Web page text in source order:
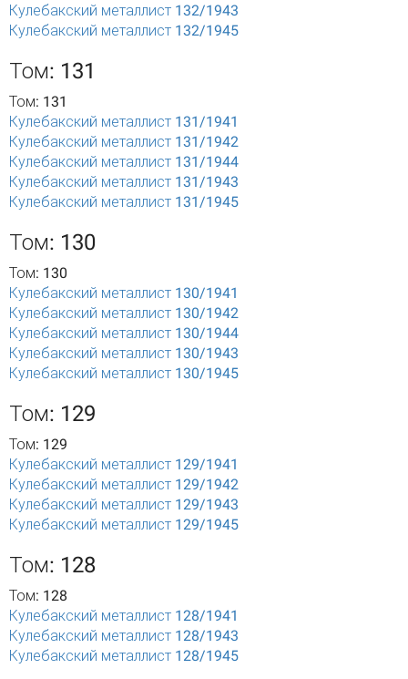
Кулебакский металлист 132/1943
Кулебакский металлист 132/1945
Том: 131
Том: 131
Кулебакский металлист 131/1941
Кулебакский металлист 131/1942
Кулебакский металлист 131/1944
Кулебакский металлист 131/1943
Кулебакский металлист 131/1945
Том: 130
Том: 130
Кулебакский металлист 130/1941
Кулебакский металлист 130/1942
Кулебакский металлист 130/1944
Кулебакский металлист 130/1943
Кулебакский металлист 130/1945
Том: 129
Том: 129
Кулебакский металлист 129/1941
Кулебакский металлист 129/1942
Кулебакский металлист 129/1943
Кулебакский металлист 129/1945
Том: 128
Том: 128
Кулебакский металлист 128/1941
Кулебакский металлист 128/1943
Кулебакский металлист 128/1945